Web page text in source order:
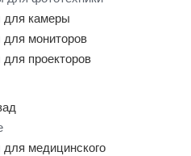
для камеры
для мониторов
проекторов
медицинского